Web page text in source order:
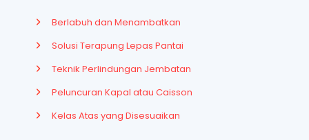
Berlabuh dan Menambatkan
Solusi Terapung Lepas Pantai
Teknik Perlindungan Jembatan
Peluncuran Kapal atau Caisson
Kelas Atas yang Disesuaikan